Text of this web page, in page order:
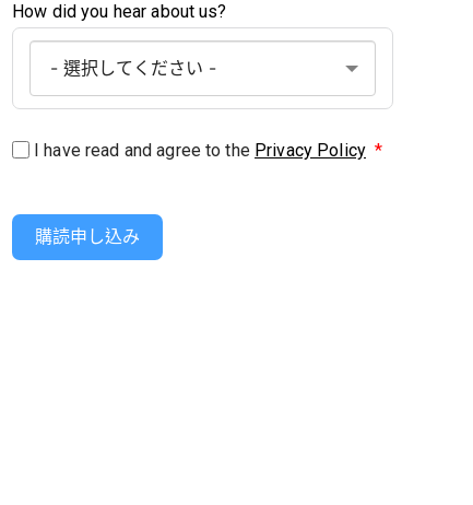
How did you hear about us?
I have read and agree to the Privacy Policy *
購読申し込み